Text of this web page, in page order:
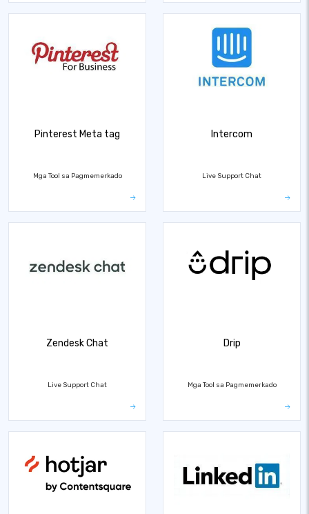
Pinterest Meta tag
Mga Tool sa Pagmemerkado
Intercom
Live Support Chat
Zendesk Chat
Live Support Chat
Drip
Mga Tool sa Pagmemerkado